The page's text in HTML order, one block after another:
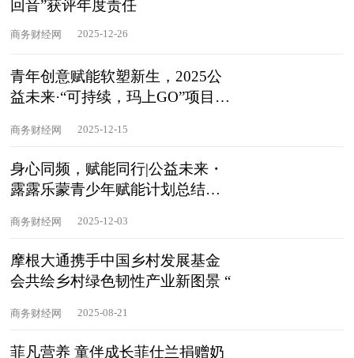
回音”获评年度责任
商务财经网 2025-12-26
青年创意赋能软塑新生，2025公
益未来·“可持续，玛上GO”项目总
商务财经网 2025-12-15
身心同频，赋能同行|公益未来・
露露乐蒙青少年赋能计划总结会
商务财经网 2025-12-03
摩根大通携手中国乡村发展基金
会共绘乡村绿色韧性产业新图景 “
商务财经网 2025-08-21
菲凡营养 童伴成长菲仕兰捐赠奶